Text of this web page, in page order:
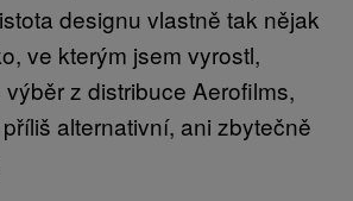
designu vlastně tak nějak
ve kterým jsem vyrostl,
z distribuce Aerofilms,
alternativní, ani zbytečně